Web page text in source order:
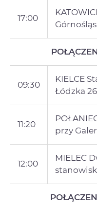
17:00
09:30
KIELCE
Łódzka
11:20
przy
12:00
MIELEC